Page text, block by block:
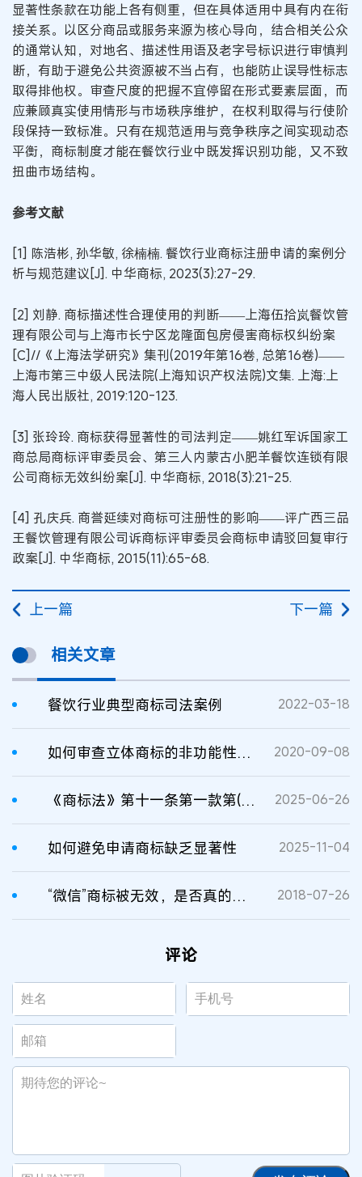
显著性条款在功能上各有侧重，但在具体适用中具有内在衔
接关系。以区分商品或服务来源为核心导向，结合相关公众
的通常认知，对地名、描述性用语及老字号标识进行审慎判
断，有助于避免公共资源被不当占有，也能防止误导性标志
取得排他权。审查尺度的把握不宜停留在形式要素层面，而
应兼顾真实使用情形与市场秩序维护，在权利取得与行使阶
段保持一致标准。只有在规范适用与竞争秩序之间实现动态
平衡，商标制度才能在餐饮行业中既发挥识别功能，又不致
扭曲市场结构。
参考文献
[1] 陈浩彬, 孙华敏, 徐楠楠. 餐饮行业商标注册申请的案例分
析与规范建议[J]. 中华商标, 2023(3):27-29.
[2] 刘静. 商标描述性合理使用的判断——上海伍拾岚餐饮管
理有限公司与上海市长宁区龙隆面包房侵害商标权纠纷案
[C]//《上海法学研究》集刊(2019年第16卷, 总第16卷)——
上海市第三中级人民法院(上海知识产权法院)文集. 上海:上
海人民出版社, 2019:120-123.
[3] 张玲玲. 商标获得显著性的司法判定——姚红军诉国家工
商总局商标评审委员会、第三人内蒙古小肥羊餐饮连锁有限
公司商标无效纠纷案[J]. 中华商标, 2018(3):21-25.
[4] 孔庆兵. 商誉延续对商标可注册性的影响——评广西三品
王餐饮管理有限公司诉商标评审委员会商标申请驳回复审行
政案[J]. 中华商标, 2015(11):65-68.
上一篇 下一篇
相关文章
餐饮行业典型商标司法案例 2022-03-18
如何审查立体商标的非功能性与显著特征 2020-09-08
《商标法》第十一条第一款第(三)项“其他缺乏显著特征”的司法认定 2025-06-26
如何避免申请商标缺乏显著性 2025-11-04
“微信”商标被无效，是否真的缺乏显著性? 2018-07-26
评论